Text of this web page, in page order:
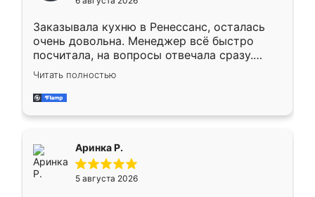
мебели буду заказывать только здесь.
Заказывала кухню в Ренессанс, осталась
очень довольна. Менеджер всё быстро
посчитала, на вопросы отвечала сразу.
Замерщик приехал в субботу, подошёл к
делу со всей ответственностью. Собрали
за день, ребята работали аккуратно, даже
Читать полностью
Аринка Р.
5 августа 2026